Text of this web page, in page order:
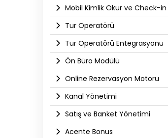
Mobil Kimlik Okur ve Check-in
Tur Operatörü
Tur Operatörü Entegrasyonu
Ön Büro Modülü
Online Rezervasyon Motoru
Kanal Yönetimi
Satış ve Banket Yönetimi
Acente Bonus